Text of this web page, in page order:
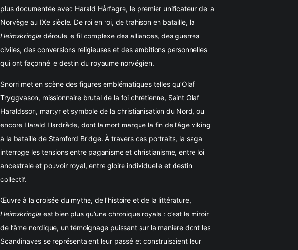
plus documentée avec Harald Hårfagre, le premier unificateur de la
Norvège au IXe siècle. De roi en roi, de trahison en bataille, la
Heimskringla déroule le fil complexe des alliances, des guerres
civiles, des conversions religieuses et des ambitions personnelles
qui ont façonné le destin du royaume norvégien.
Snorri met en scène des figures emblématiques telles qu’Olaf
Tryggvason, missionnaire brutal de la foi chrétienne, Saint Olaf
Haraldsson, martyr et symbole de la christianisation du Nord, ou
encore Harald Hardråde, dont la mort marque la fin de l’âge viking
à la bataille de Stamford Bridge. À travers ces portraits, la saga
interroge les tensions entre paganisme et christianisme, entre loi
ancestrale et pouvoir royal, entre gloire individuelle et destin
collectif.
Œuvre à la croisée du mythe, de l’histoire et de la littérature,
Heimskringla est bien plus qu’une chronique royale : c’est le miroir
de l’âme nordique, un témoignage puissant sur la manière dont les
Scandinaves se représentaient leur passé et construisaient leur